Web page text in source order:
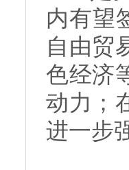
内有望
自由贸
色经济
动力；
进一步